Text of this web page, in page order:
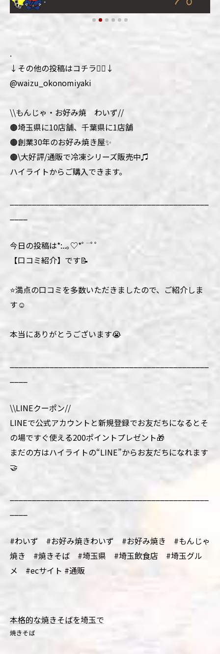
.
↓その他の投稿はコチラ💁‍♀️↓
@waizu_okonomiyaki
\\もんじゃ・お好み焼 わいず//
🟤埼玉県に10店舗、千葉県に1店舗
🟤創業30年のお好み焼き屋✨
🟤\大好評/通販で冷凍シリーズ販売中♫
ハイライトからご購入できます。
今日の投稿は*:..｡♡*ﾟ¨ﾟﾟ
【口コミ紹介】です📝
⭐️満点の口コミを多数いただきましたので、ご紹介しま
す☺️
本当にありがとうございます😭
\\LINEクーポン//
LINEで公式アカウントと新規登録でお友だちになるとそ
の場ですぐ使える200ポイントプレゼント🎁
まだの方はハイライトの“LINE”からお友だちになれます
🤝
#わいず #お好み焼きわいず #お好み焼き #もんじゃ
焼き #焼きそば #埼玉県 #埼玉飲食店 #埼玉グル
メ #ecサイト #通販
本格的な焼きそばを埼玉で
焼きそば